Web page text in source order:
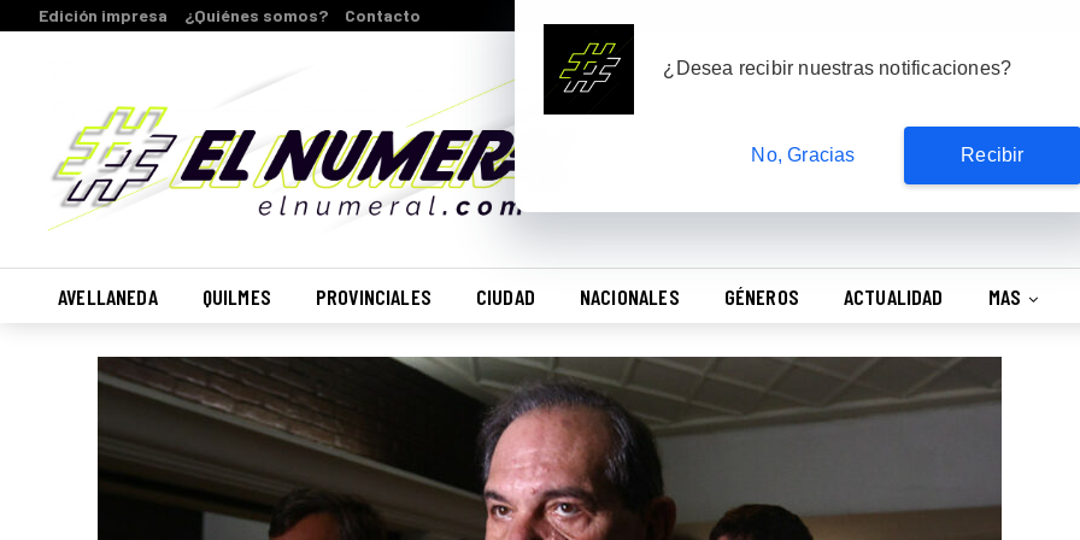
Edición impresa ¿Quiénes somos? Contacto
AVELLANEDA QUILMES PROVINCIALES CIUDAD NACIONALES GÉNEROS ACTUALIDAD MAS
¿Desea recibir nuestras notificaciones?
Recibir
No, Gracias